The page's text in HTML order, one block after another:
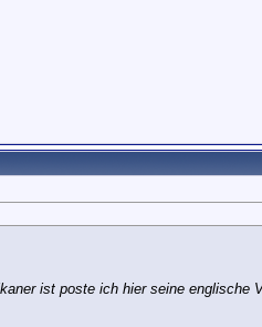
ist poste ich hier seine englische